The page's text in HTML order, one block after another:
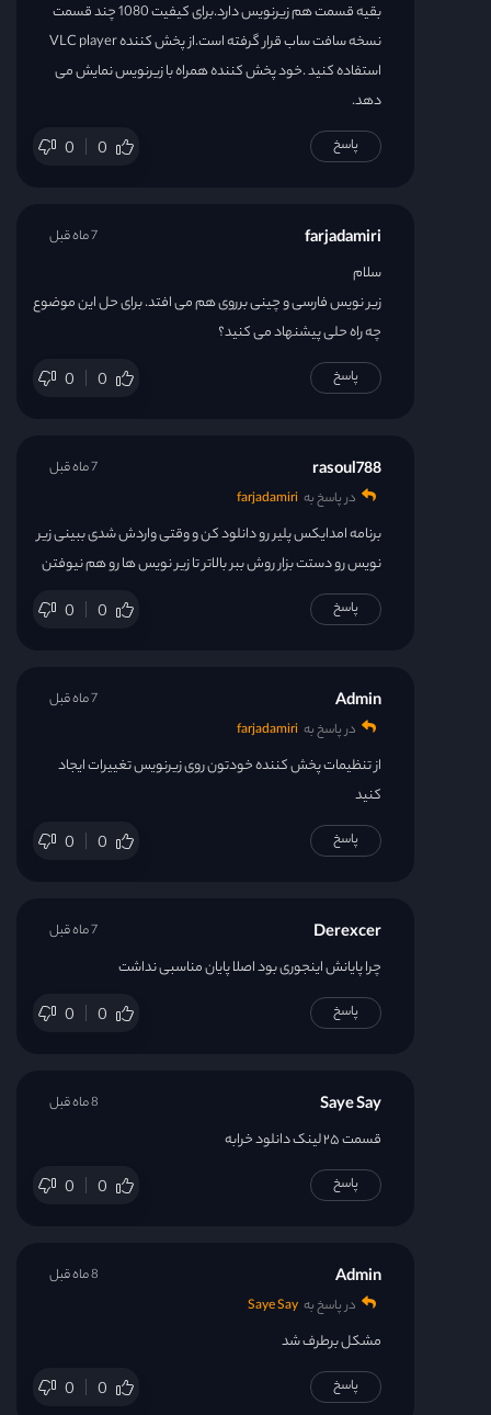
بقیه قسمت هم زیرنویس دارد.برای کیفیت 1080 چند قسمت
نسخه سافت ساب قرار گرفته است.از پخش کننده VLC player
استفاده کنید .خود پخش کننده همراه با زیرنویس نمایش می
دهد.
0 0 پاسخ
farjadamiri
سلام
زیر نویس فارسی و چینی برروی هم می افتد. برای حل این موضوع
چه راه حلی پیشنهاد می کنید؟
0 0
7 ماه قبل
پاسخ
rasoul788
در پاسخ به farjadamiri
برنامه امدایکس پلیر رو دانلود کن و وقتی واردش شدی ببینی زیر
نویس رو دستت بزار روش ببر بالاتر تا زیر نویس ها رو هم نیوفتن
0 0
7 ماه قبل
پاسخ
Admin
در پاسخ به farjadamiri
از تنظیمات پخش کننده خودتون روی زیرنویس تغییرات ایجاد
کنید
0 0
7 ماه قبل
پاسخ
Derexcer
چرا پایانش اینجوری بود اصلا پایان مناسبی نداشت
0 0
7 ماه قبل
پاسخ
Saye Say
قسمت ۲۵ لینک دانلود خرابه
0 0
8 ماه قبل
پاسخ
Admin
در پاسخ به Saye Say
مشکل برطرف شد
0 0
8 ماه قبل
پاسخ